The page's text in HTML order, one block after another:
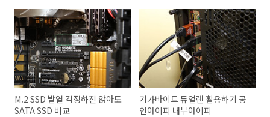
M.2 SSD 발열 걱정하진 않아도
SATA SSD 비교
기가바이트 듀얼랜 활용하기 공
인아이피 내부아이피